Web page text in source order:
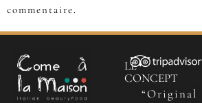
commentaire.
LE
CONCEPT
“Original